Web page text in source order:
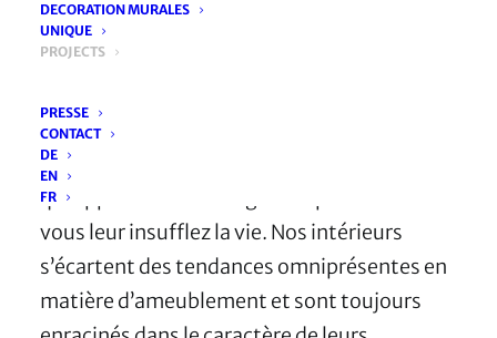
DECORATION MURALES
UNIQUE
PROJECTS
PRESSE
CONTACT
DE
EN
FR
Forme, Couleur,
Nous créons des espaces pour des personnes
qui apprécient un design exceptionnel –
vous leur insufflez la vie. Nos intérieurs
s’écartent des tendances omniprésentes en
matière d’ameublement et sont toujours